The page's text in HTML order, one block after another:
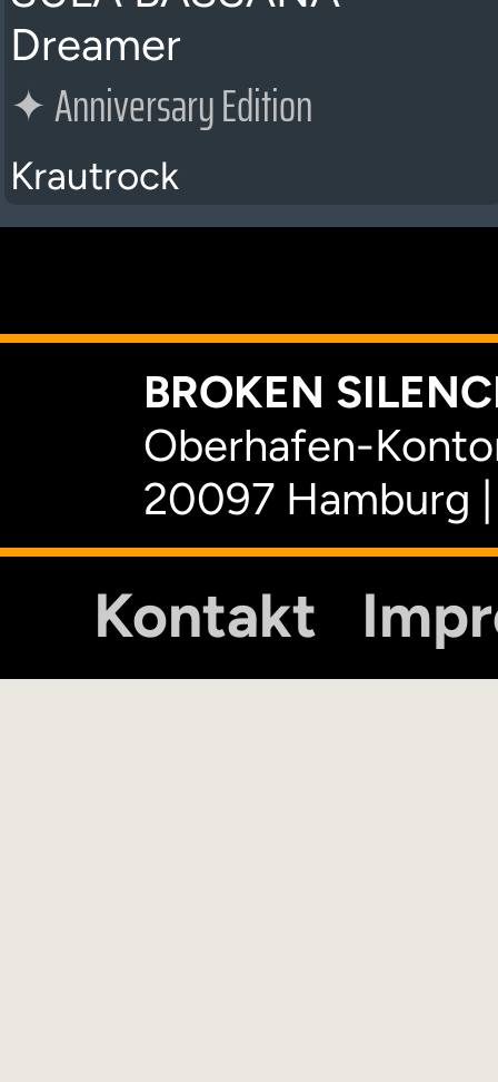
Dreamer
✦Anniversary Edition
Krautrock
BROKEN
Oberhafen-
20097 Hamburg
Kontakt